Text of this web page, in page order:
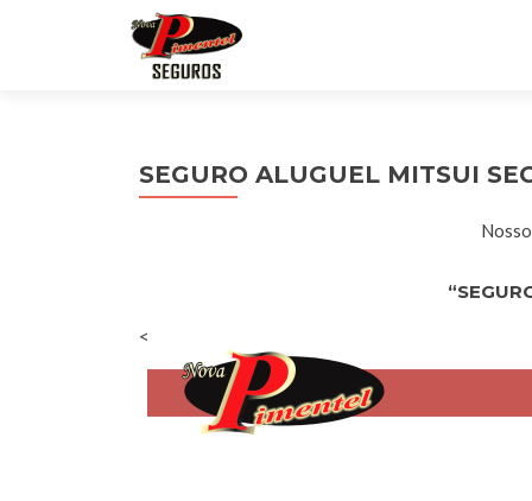
SEGURO ALUGUEL MITSUI
<